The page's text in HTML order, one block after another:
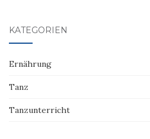
KATEGORIEN
Ernährung
Tanz
Tanzunterricht